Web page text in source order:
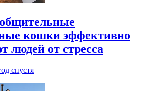
кошки эффективно
людей от стресса
спустя